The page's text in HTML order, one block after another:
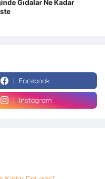
Gıdalar Ne Kadar
Facebook
Instagram